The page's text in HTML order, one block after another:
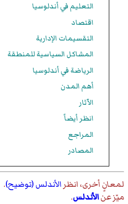
التعليم في أندلوسيا
اقتصاد
التقسيمات الإدارية
المشاكل السياسية للمنطقة
الرياضة في أندلوسيا
أهم المدن
الآثار
انظر أيضاً
المراجع
المصادر
لمعانٍ أخرى، انظر الأندلس (توضيح).
ميّز عنالأندلس.